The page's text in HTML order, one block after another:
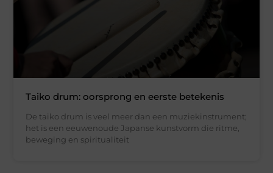
Taiko drum: oorsprong en eerste betekenis
De taiko drum is veel meer dan een muziekinstrument;
het is een eeuwenoude Japanse kunstvorm die ritme,
beweging en spiritualiteit